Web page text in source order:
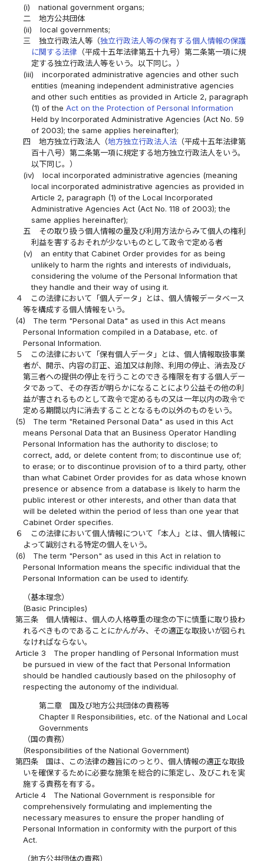
(i)
national government organs;
二
地方公共団体
(ii)
local governments;
三
独立行政法人等（独立行政法人等の保有する個人情報の保護
に関する法律 （平成十五年法律第五十九号）第二条第一項に規
定する独立行政法人等をいう。以下同じ。）
(iii)
incorporated administrative agencies and other such
entities (meaning independent administrative agencies
and other such entities as provided in Article 2, paragraph
(1) of the Act on the Protection of Personal Information
Held by Incorporated Administrative Agencies (Act No. 59
of 2003); the same applies hereinafter);
四
地方独立行政法人（地方独立行政法人法（平成十五年法律第
百十八号）第二条第一項に規定する地方独立行政法人をいう。
以下同じ。）
(iv)
local incorporated administrative agencies (meaning
local incorporated administrative agencies as provided in
Article 2, paragraph (1) of the Local Incorporated
Administrative Agencies Act (Act No. 118 of 2003); the
same applies hereinafter);
五
その取り扱う個人情報の量及び利用方法からみて個人の権利
利益を害するおそれが少ないものとして政令で定める者
(v)
an entity that Cabinet Order provides for as being
unlikely to harm the rights and interests of individuals,
considering the volume of the Personal Information that
they handle and their way of using it.
４
この法律において「個人データ」とは、個人情報データベース
等を構成する個人情報をいう。
(4)
The term "Personal Data" as used in this Act means
Personal Information compiled in a Database, etc. of
Personal Information.
５
この法律において「保有個人データ」とは、個人情報取扱事業
者が、開示、内容の訂正、追加又は削除、利用の停止、消去及び
第三者への提供の停止を行うことのできる権限を有する個人デー
タであって、その存否が明らかになることにより公益その他の利
益が害されるものとして政令で定めるもの又は一年以内の政令で
定める期間以内に消去することとなるもの以外のものをいう。
(5)
The term "Retained Personal Data" as used in this Act
means Personal Data that an Business Operator Handling
Personal Information has the authority to disclose; to
correct, add, or delete content from; to discontinue use of;
to erase; or to discontinue provision of to a third party, other
than what Cabinet Order provides for as data whose known
presence or absence from a database is likely to harm the
public interest or other interests, and other than data that
will be deleted within the period of less than one year that
Cabinet Order specifies.
６
この法律において個人情報について「本人」とは、個人情報に
よって識別される特定の個人をいう。
(6)
The term "Person" as used in this Act in relation to
Personal Information means the specific individual that the
Personal Information can be used to identify.
（基本理念）
(Basic Principles)
第三条
個人情報は、個人の人格尊重の理念の下に慎重に取り扱わ
れるべきものであることにかんがみ、その適正な取扱いが図られ
なければならない。
Article 3
The proper handling of Personal Information must
be pursued in view of the fact that Personal Information
should be handled cautiously based on the philosophy of
respecting the autonomy of the individual.
第二章 国及び地方公共団体の責務等
Chapter II Responsibilities, etc. of the National and Local
Governments
（国の責務）
(Responsibilities of the National Government)
第四条
国は、この法律の趣旨にのっとり、個人情報の適正な取扱
いを確保するために必要な施策を総合的に策定し、及びこれを実
施する責務を有する。
Article 4
The National Government is responsible for
comprehensively formulating and implementing the
necessary measures to ensure the proper handling of
Personal Information in conformity with the purport of this
Act.
（地方公共団体の責務）